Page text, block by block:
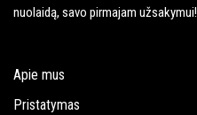
nuolaidą, savo pirmajam užsakymui!
Apie mus
Pristatymas